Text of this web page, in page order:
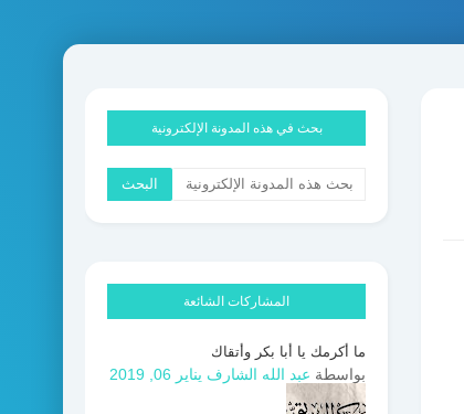
بحث في هذه المدونة الإلكترونية
المشاركات الشائعة
ما أكرمك يا أبا بكر وأتقاك
بواسطة عبد الله الشارف يناير 06, 2019